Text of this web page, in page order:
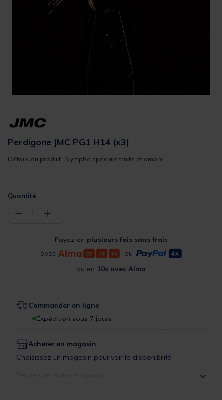
Perdigone JMC PG1 H14 (x3)
Détails du produit : Nymphe spéciale truite et ombre....
Quantité
− 1 +
Payez en plusieurs fois sans frais
avec
ou
ou en 10x avec Alma
Commander en ligne
Expédition sous 7 jours
Acheter en magasin
Choisissez un magasin pour voir la disponibilité